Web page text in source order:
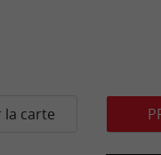
la carte